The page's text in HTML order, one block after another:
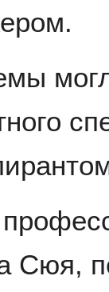
Сюя,